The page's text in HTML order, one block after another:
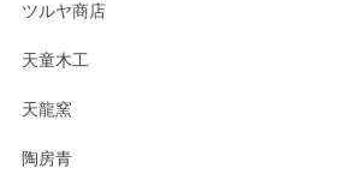
ツルヤ商店
天童木工
天龍窯
陶房青